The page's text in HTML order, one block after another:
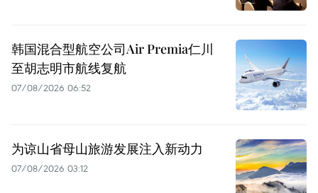
韩国混合型航空公司Air Premia仁川
至胡志明市航线复航
07/08/2026 06:52
为谅山省母山旅游发展注入新动力
07/08/2026 03:12